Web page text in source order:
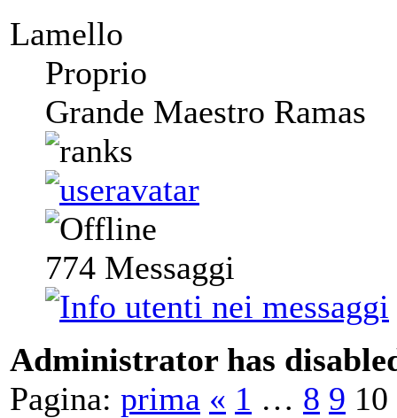
Lamello
Proprio
Grande Maestro Ramas
774 Messaggi
Administrator has
Pagina: prima « 1 … 8 9 10